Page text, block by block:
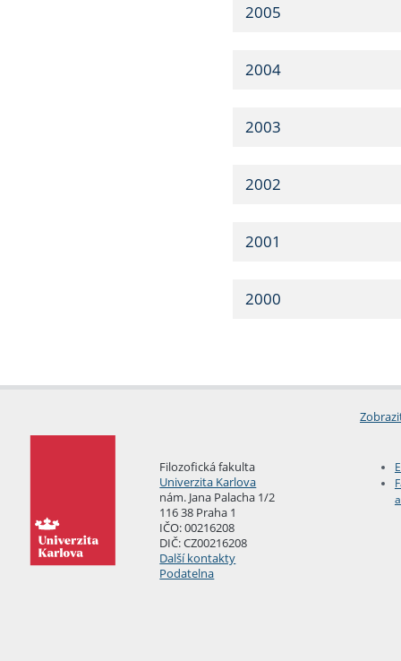
2005
2004
2003
2002
2001
2000
Filozofická fakulta
Univerzita Karlova
nám. Jana Palacha 1/2
116 38 Praha 1
IČO: 00216208
DIČ: CZ00216208
Další kontakty
Podatelna